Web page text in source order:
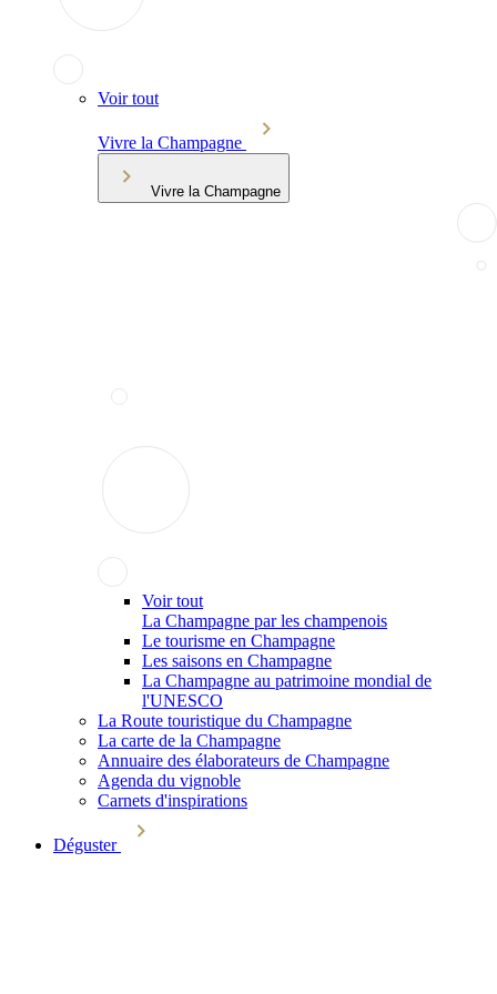
Voir tout
Vivre la Champagne
Vivre la Champagne
Voir tout
La Champagne par les champenois
Le tourisme en Champagne
Les saisons en Champagne
La Champagne au patrimoine mondial de
l'UNESCO
La Route touristique du Champagne
La carte de la Champagne
Annuaire des élaborateurs de Champagne
Agenda du vignoble
Carnets d'inspirations
Déguster